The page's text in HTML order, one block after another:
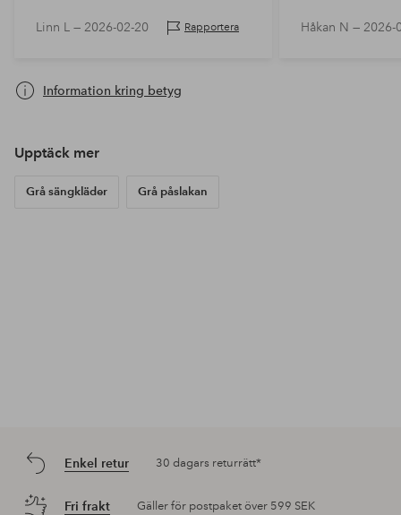
Linn L — 2026-02-20 Rapportera Håkan N — 2026-
Information kring betyg
Upptäck mer
Grå sängkläder Grå påslakan
Enkel retur 30 dagars returrätt*
Fri frakt Gäller för postpaket över 599 SEK